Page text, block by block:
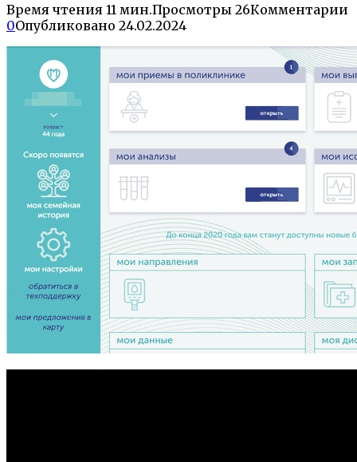
Время чтения 11 мин.Просмотры 26Комментарии
0Опубликовано 24.02.2024